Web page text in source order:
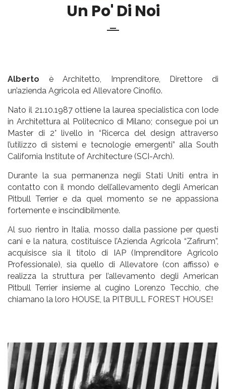
Un Po' Di Noi
Alberto è Architetto, Imprenditore, Direttore di
un’azienda Agricola ed Allevatore Cinofilo.
Nato il 21.10.1987 ottiene la laurea specialistica con lode
in Architettura al Politecnico di Milano; consegue poi un
Master di 2° livello in “Ricerca del design attraverso
l’utilizzo di sistemi e tecnologie emergenti” alla South
California Institute of Architecture (SCI-Arch).
Durante la sua permanenza negli Stati Uniti entra in
contatto con il mondo dell’allevamento degli American
Pitbull Terrier e da quel momento se ne appassiona
fortemente e inscindibilmente.
Al suo rientro in Italia, mosso dalla passione per questi
cani e la natura, costituisce l’Azienda Agricola “Zafirum”,
acquisisce sia il titolo di IAP (Imprenditore Agricolo
Professionale), sia quello di Allevatore (con affisso) e
realizza la struttura per l’allevamento degli American
Pitbull Terrier insieme al cugino Lorenzo Tecchio, che
chiamano la loro HOUSE, la PITBULL FOREST HOUSE!